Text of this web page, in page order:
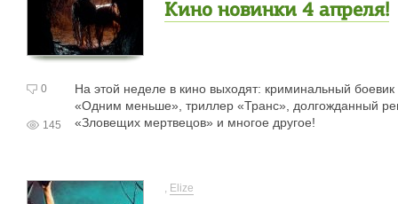
Кино новинки 4 апреля!
0
145
На этой неделе в кино выходят: криминальный боевик
«Одним меньше», триллер «Транс», долгожданный
«Зловещих мертвецов» и многое другое!
, Elize